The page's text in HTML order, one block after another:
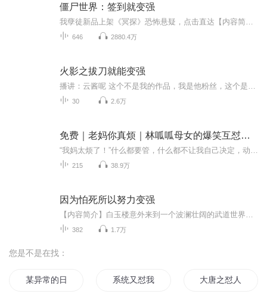
僵尸世界：签到就变强
646 2880.4万
火影之拔刀就能变强
30 2.6万
免费｜老妈你真烦｜林呱呱母女的爆笑互怼日常
215 38.9万
因为怕死所以努力变强
382 1.7万
您是不是在找：
某异常的日常 系统又怼我 大唐之怼人就变强